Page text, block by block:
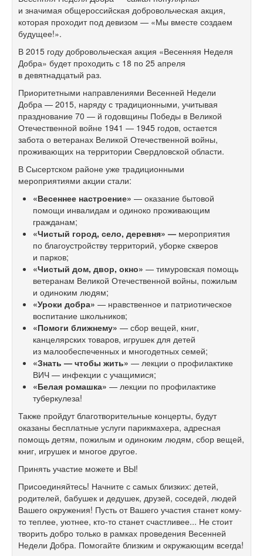
и значимая общероссийская добровольческая акция,
которая проходит под девизом — «Мы вместе создаем
будущее!».
В 2015 году добровольческая акция «Весенняя Неделя
Добра» будет проходить с 18 по 25 апреля
в девятнадцатый раз.
Приоритетными направлениями Весенней Недели
Добра — 2015, наряду с традиционными, учитывая
празднование 70 — й годовщины Победы в Великой
Отечественной войне 1941 — 1945 годов, остается
забота о ветеранах Великой Отечественной войны,
проживающих на территории Свердловской области.
В Сысертском районе уже традиционными
мероприятиями акции стали:
«Весеннее настроение» — оказание бытовой
помощи инвалидам и одиноко проживающим
гражданам;
«Чистый город, село, деревня» — мероприятия
по благоустройству территорий, уборке скверов
и парков;
«Чистый дом, двор, окно» — тимуровская помощь
ветеранам Великой Отечественной войны, пожилым
и одиноким людям;
«Уроки добра» — нравственное и патриотическое
воспитание школьников;
«Помоги ближнему» — сбор вещей, книг,
канцелярских товаров, игрушек для детей
из малообеспеченных и многодетных семей;
«Знать — чтобы жить» — лекции о профилактике
ВИЧ — инфекции с учащимися;
«Белая ромашка» — лекции по профилактике
туберкулеза!
Также пройдут благотворительные концерты, будут
оказаны бесплатные услуги парикмахера, адресная
помощь детям, пожилым и одиноким людям, сбор вещей,
книг, игрушек и многое другое.
Принять участие можете и ВЫ!
Присоединяйтесь! Начните с самых близких: детей,
родителей, бабушек и дедушек, друзей, соседей, людей
Вашего окружения! Пусть от Вашего участия станет кому-
то теплее, уютнее, кто-то станет счастливее... Не стоит
творить добро только в рамках проведения Весенней
Недели Добра. Помогайте близким и окружающим всегда!